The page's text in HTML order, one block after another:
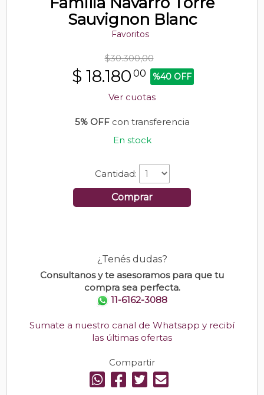
Sauvignon Blanc
Favoritos
$30.300,00
$ 18.180 00 %40 OFF
Ver cuotas
5% OFFcon transferencia
En stock
Cantidad:
Comprar
¿Tenés dudas?
Consultanos y te asesoramos para que tu
compra sea perfecta.
11-6162-3088
Sumate a nuestro canal de Whatsapp y recibí
las últimas ofertas
Compartir